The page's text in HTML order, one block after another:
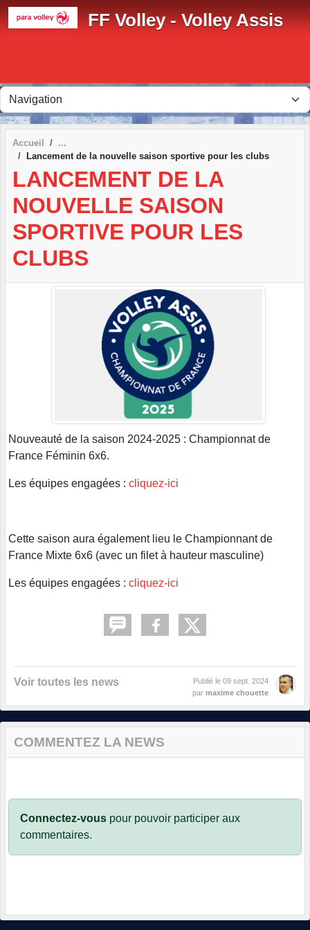
FF Volley - Volley Assis
Accueil
Lancement de la nouvelle saison sportive pour les clubs
LANCEMENT DE LA
NOUVELLE SAISON
SPORTIVE POUR LES
CLUBS
Nouveauté de la saison 2024-2025 : Championnat de
France Féminin 6x6.
Les équipes engagées : cliquez-ici
Cette saison aura également lieu le Championnant de
France Mixte 6x6 (avec un filet à hauteur masculine)
Les équipes engagées : cliquez-ici
Voir toutes les news Publié le 09 sept. 2024
par maxime chouette
COMMENTEZ LA NEWS
Connectez-vous pour pouvoir participer aux
commentaires.
Panneau de gestion des cookies